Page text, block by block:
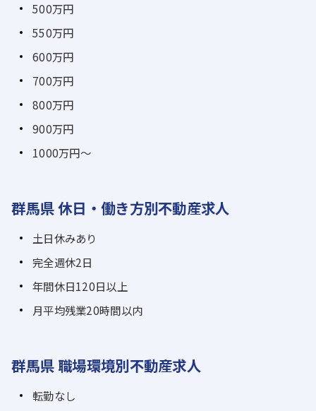
500万円
550万円
600万円
700万円
800万円
900万円
1000万円～
群馬県 休日・働き方別不動産求人
土日休みあり
完全週休2日
年間休日120日以上
月平均残業20時間以内
群馬県 職場環境別不動産求人
転勤なし